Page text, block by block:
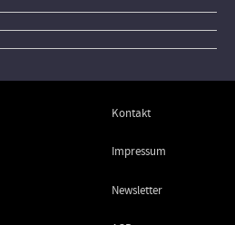
Kontakt
Impressum
Newsletter